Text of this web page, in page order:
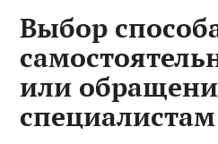
Выбор
или
специалистам